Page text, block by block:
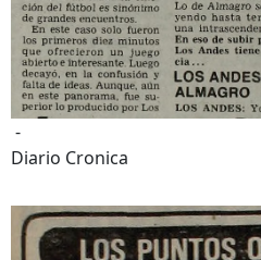
-
Diario Cronica